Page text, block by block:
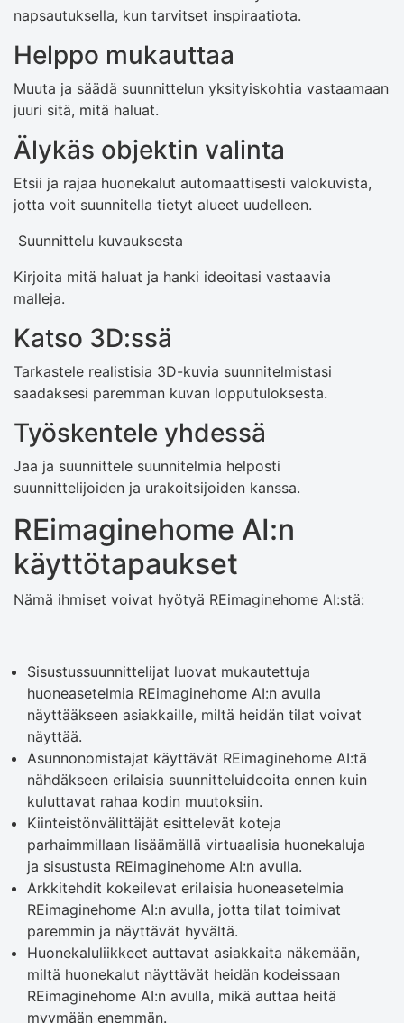
napsautuksella, kun tarvitset inspiraatiota.
Helppo mukauttaa
Muuta ja säädä suunnittelun yksityiskohtia vastaamaan
juuri sitä, mitä haluat.
Älykäs objektin valinta
Etsii ja rajaa huonekalut automaattisesti valokuvista,
jotta voit suunnitella tietyt alueet uudelleen.
Suunnittelu kuvauksesta
Kirjoita mitä haluat ja hanki ideoitasi vastaavia
malleja.
Katso 3D:ssä
Tarkastele realistisia 3D-kuvia suunnitelmistasi
saadaksesi paremman kuvan lopputuloksesta.
Työskentele yhdessä
Jaa ja suunnittele suunnitelmia helposti
suunnittelijoiden ja urakoitsijoiden kanssa.
REimaginehome AI:n
käyttötapaukset
Nämä ihmiset voivat hyötyä REimaginehome AI:stä:
Sisustussuunnittelijat luovat mukautettuja
huoneasetelmia REimaginehome AI:n avulla
näyttääkseen asiakkaille, miltä heidän tilat voivat
näyttää.
Asunnonomistajat käyttävät REimaginehome AI:tä
nähdäkseen erilaisia ​​suunnitteluideoita ennen kuin
kuluttavat rahaa kodin muutoksiin.
Kiinteistönvälittäjät esittelevät koteja
parhaimmillaan lisäämällä virtuaalisia huonekaluja
ja sisustusta REimaginehome AI:n avulla.
Arkkitehdit kokeilevat erilaisia ​​huoneasetelmia
REimaginehome AI:n avulla, jotta tilat toimivat
paremmin ja näyttävät hyvältä.
Huonekaluliikkeet auttavat asiakkaita näkemään,
miltä huonekalut näyttävät heidän kodeissaan
REimaginehome AI:n avulla, mikä auttaa heitä
myymään enemmän.